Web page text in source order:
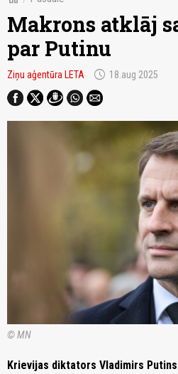
Makrons atklāj
par Putinu
Ziņu aģentūra LETA schedule 18.aug 2025
© MN
Krievijas diktators Vladimirs